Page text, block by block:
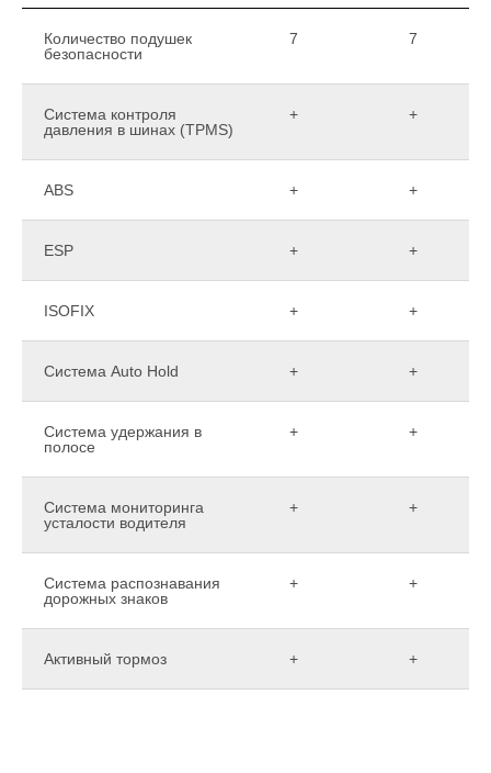
Количество подушек
безопасности
7 7
Система контроля
давления в шинах (TPMS)
+ +
ABS + +
ESP + +
ISOFIX + +
Система Auto Hold + +
Система удержания в
полосе
+ +
Система мониторинга
усталости водителя
+ +
Система распознавания
дорожных знаков
+ +
Активный тормоз + +